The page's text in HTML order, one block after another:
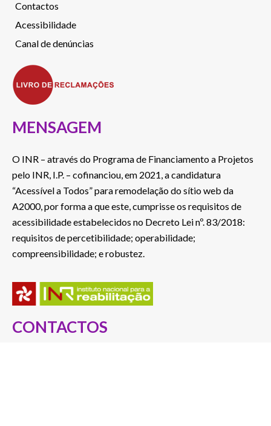
Contactos
Acessibilidade
Canal de denúncias
MENSAGEM
O INR – através do Programa de Financiamento a Projetos
pelo INR, I.P. – cofinanciou, em 2021, a candidatura
“Acessível a Todos” para remodelação do sítio web da
A2000, por forma a que este, cumprisse os requisitos de
acessibilidade estabelecidos no Decreto Lei nº. 83/2018:
requisitos de percetibilidade; operabilidade;
compreensibilidade; e robustez.
CONTACTOS